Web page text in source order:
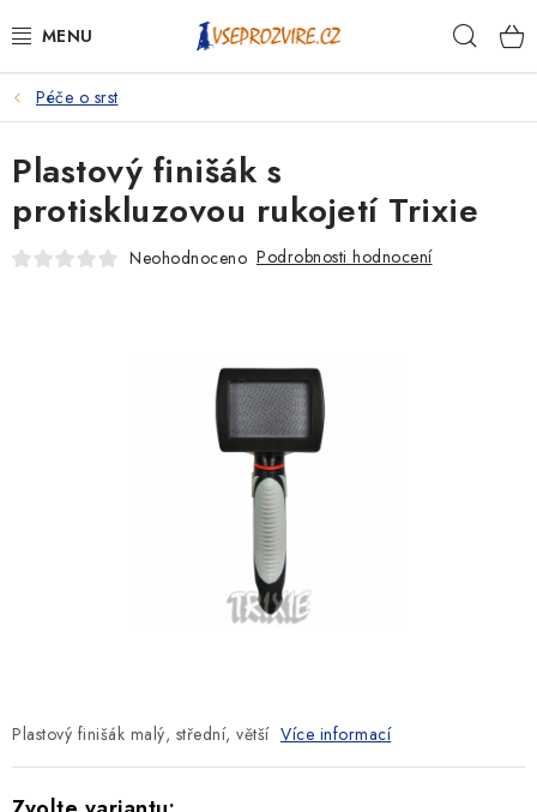
na
PSI
KOČKY
KONĚ
KRÁLÍCI/HLODAVCI/PTÁCI
Péče o srst
Plastový finišák malý, střední, větší Více informací
Plastový finišák s
protiskluzovou rukojetí Trixie
Neohodnoceno Podrobnosti hodnocení